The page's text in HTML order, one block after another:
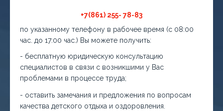
+7(861) 255- 78-83
по указанному телефону в рабочее время (с 08:00
час. до 17:00 час.) Вы можете получить:
- бесплатную юридическую консультацию
специалистов в связи с возникшими у Вас
проблемами в процессе труда;
- оставить замечания и предложения по вопросам
качества детского отдыха и оздоровления.